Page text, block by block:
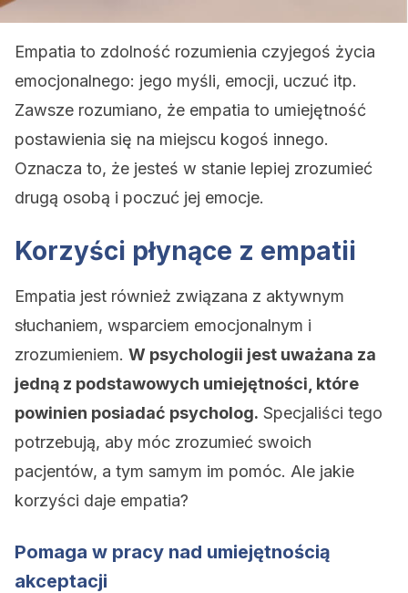
Empatia to zdolność rozumienia czyjegoś życia
emocjonalnego: jego myśli, emocji, uczuć itp.
Zawsze rozumiano, że empatia to umiejętność
postawienia się na miejscu kogoś innego.
Oznacza to, że jesteś w stanie lepiej zrozumieć
drugą osobą i poczuć jej emocje.
Korzyści płynące z empatii
Empatia jest również związana z aktywnym
słuchaniem, wsparciem emocjonalnym i
zrozumieniem. W psychologii jest uważana za
jedną z podstawowych umiejętności, które
powinien posiadać psycholog. Specjaliści tego
potrzebują, aby móc zrozumieć swoich
pacjentów, a tym samym im pomóc. Ale jakie
korzyści daje empatia?
Pomaga w pracy nad umiejętnością
akceptacji